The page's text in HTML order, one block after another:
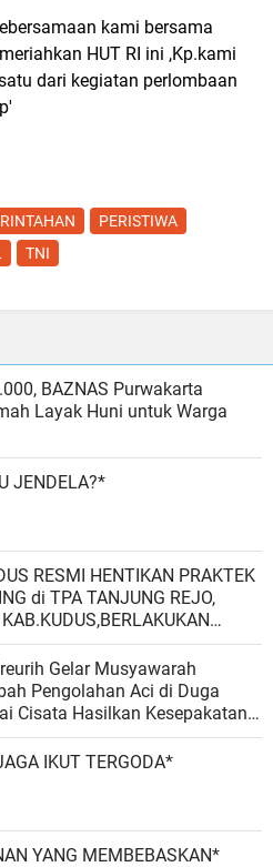
kami bersama
HUT RI ini ,Kp.kami
dari kegiatan perlombaan
PERISTIWA
TNI
Layak Huni untuk Warga
JENDELA?*
PRAKTEK
di TPA TANJUNG REJO,
SISTEM PENGELOLAAN SAMPAH BARU
Gelar Musyawarah
Pengolahan Aci di Duga
Cisata Hasilkan Kesepakatan
IKUT TERGODA*
YANG MEMBEBASKAN*